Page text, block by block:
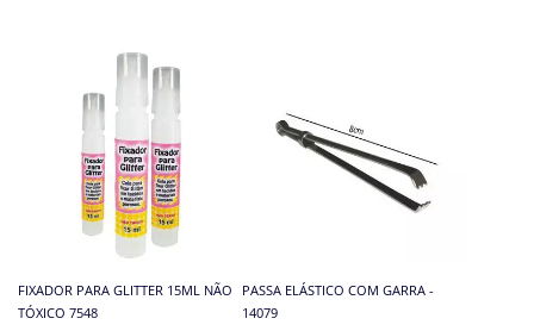
FIXADOR PARA GLITTER 15ML NÃO
TÓXICO 7548
PASSA ELÁSTICO COM GARRA -
14079